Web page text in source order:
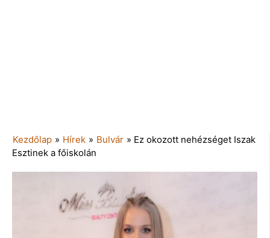
Kezdőlap » Hírek » Bulvár » Ez okozott nehézséget Iszak
Esztinek a főiskolán